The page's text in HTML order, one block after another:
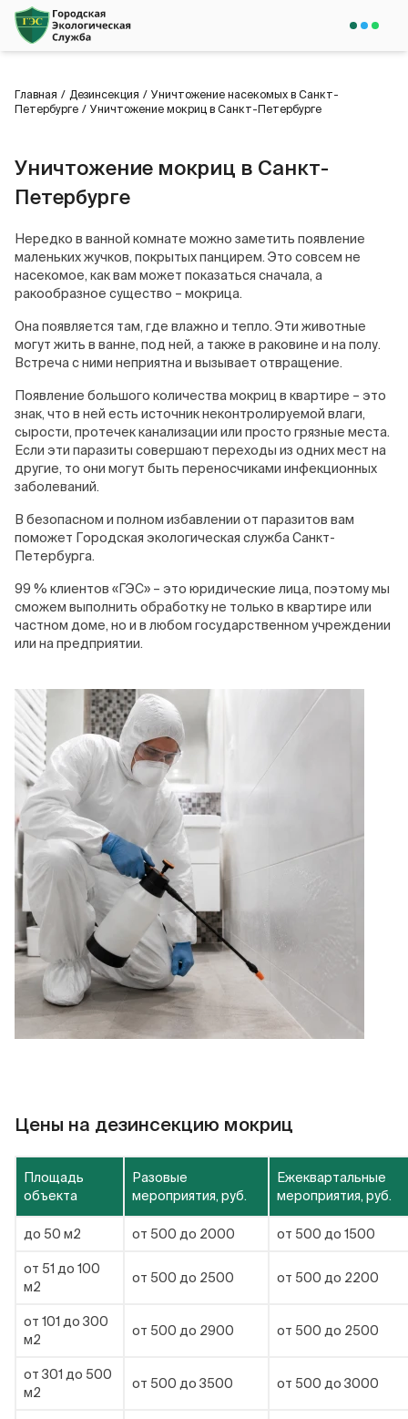
Главная / Дезинсекция / Уничтожение насекомых в Санкт-
Петербурге / Уничтожение мокриц в Санкт-Петербурге
Уничтожение мокриц в Санкт-
Петербурге
Нередко в ванной комнате можно заметить появление
маленьких жучков, покрытых панцирем. Это совсем не
насекомое, как вам может показаться сначала, а
ракообразное существо – мокрица.
Она появляется там, где влажно и тепло. Эти животные
могут жить в ванне, под ней, а также в раковине и на полу.
Встреча с ними неприятна и вызывает отвращение.
Появление большого количества мокриц в квартире – это
знак, что в ней есть источник неконтролируемой влаги,
сырости, протечек канализации или просто грязные места.
Если эти паразиты совершают переходы из одних мест на
другие, то они могут быть переносчиками инфекционных
заболеваний.
В безопасном и полном избавлении от паразитов вам
поможет Городская экологическая служба Санкт-
Петербурга.
99 % клиентов «ГЭС» – это юридические лица, поэтому мы
сможем выполнить обработку не только в квартире или
частном доме, но и в любом государственном учреждении
или на предприятии.
Цены на дезинсекцию мокриц
Площадь
объекта
Разовые
мероприятия, руб.
Ежеквартальные
мероприятия, руб.
до 50 м2 от 500 до 2000 от 500 до 1500
от 51 до 100
м2
от 500 до 2500 от 500 до 2200
от 101 до 300
м2
от 500 до 2900 от 500 до 2500
от 301 до 500
м2
от 500 до 3500 от 500 до 3000